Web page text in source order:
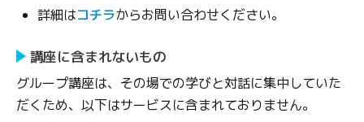
詳細はコチラからお問い合わせください。
講座に含まれないもの
グループ講座は、その場での学びと対話に集中していた
だくため、以下はサービスに含まれておりません。